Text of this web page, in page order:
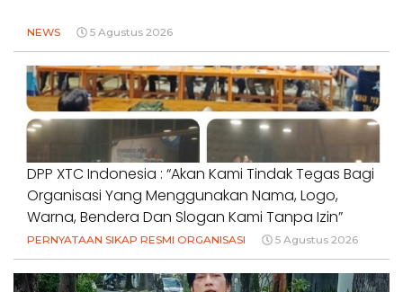
NEWS 5 Agustus 2026
DPP XTC Indonesia : “Akan Kami Tindak Tegas Bagi
Organisasi Yang Menggunakan Nama, Logo,
Warna, Bendera Dan Slogan Kami Tanpa Izin”
PERNYATAAN SIKAP RESMI ORGANISASI 5 Agustus 2026